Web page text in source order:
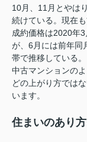
10月、11月とやは
続けている。現在
成約価格は2020年
が、6月には前年同
帯で推移している。
中古マンションの
どの上がり方では
います。
住まいのあり